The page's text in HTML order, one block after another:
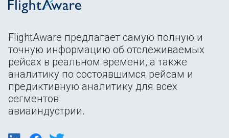
FlightAware предлагает самую полную и
точную информацию об отслеживаемых
рейсах в реальном времени, а также
аналитику по состоявшимся рейсам и
предиктивную аналитику для всех
сегментов
авиаиндустрии.